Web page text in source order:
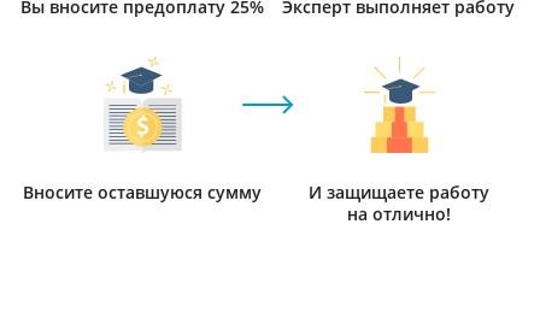
Вы вносите предоплату 25% Эксперт выполняет работу
Вносите оставшуюся сумму
И защищаете работу
на отлично!